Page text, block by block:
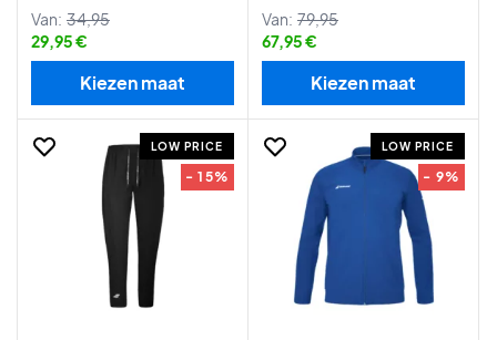
Van: 34,95
29,95 €
Kiezen maat
Van: 79,95
67,95 €
Kiezen maat
LOW PRICE
- 15%
LOW PRICE
- 9%